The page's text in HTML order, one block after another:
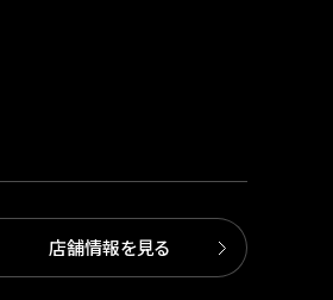
店舗情報を見る